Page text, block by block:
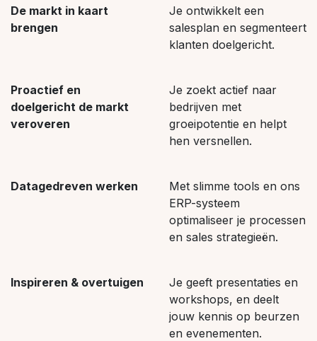
De markt in kaart
brengen
Je ontwikkelt een
salesplan en segmenteert
klanten doelgericht.
Proactief en
doelgericht de markt
veroveren
Je zoekt actief naar
bedrijven met
groeipotentie en helpt
hen versnellen.
Datagedreven werken
Met slimme tools en ons
ERP-systeem
optimaliseer je processen
en sales strategieën.
Inspireren & overtuigen
Je geeft presentaties en
workshops, en deelt
jouw kennis op beurzen
en evenementen.